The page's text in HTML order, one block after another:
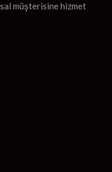
müşterisine hizmet